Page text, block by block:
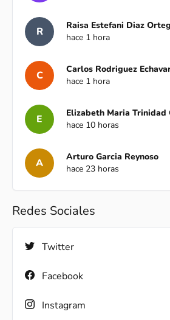
R
Raisa Estefani Diaz
hace 1 hora
C
Carlos Rodriguez
hace 1 hora
E
Elizabeth Maria Trinidad
hace 10 horas
A
Arturo Garcia Reynoso
hace 23 horas
Redes Sociales
Twitter
Facebook
Instagram